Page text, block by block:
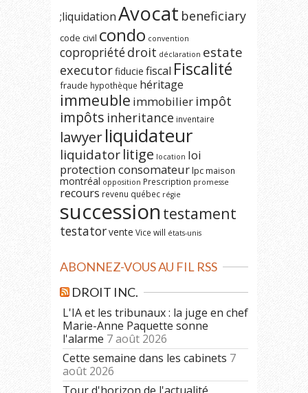
;liquidationAvocat beneficiary
code civil condo convention
copropriétédroit déclaration estate
executorfiducie fiscal Fiscalité
fraude hypothèque héritage
immeuble immobilier impôt
impôts inheritance inventaire
lawyerliquidateur
liquidatorlitige location loi
protection consomateurlpc maison
montréal opposition Prescription promesse
recours revenu québec régie
succession testament
testatorvente Vice will états-unis
ABONNEZ-VOUS AU FIL RSS
DROIT INC.
L'IA et les tribunaux : la juge en chef
Marie-Anne Paquette sonne
l'alarme 7 août 2026
Cette semaine dans les cabinets 7
août 2026